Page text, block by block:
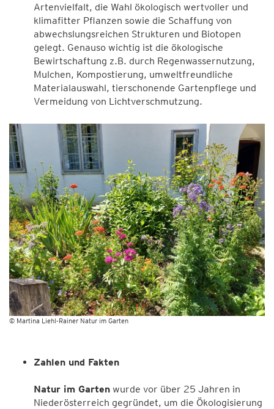
Artenvielfalt, die Wahl ökologisch wertvoller und
klimafitter Pflanzen sowie die Schaffung von
abwechslungsreichen Strukturen und Biotopen
gelegt. Genauso wichtig ist die ökologische
Bewirtschaftung z.B. durch Regenwassernutzung,
Mulchen, Kompostierung, umweltfreundliche
Materialauswahl, tierschonende Gartenpflege und
Vermeidung von Lichtverschmutzung.
© Martina Liehl-Rainer Natur im Garten
Zahlen und Fakten
Natur im Garten wurde vor über 25 Jahren in
Niederösterreich gegründet, um die Ökologisierung